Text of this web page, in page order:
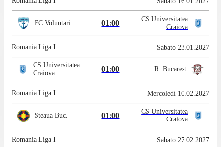
FC Voluntari 01:00
CS Universitatea
Craiova
Romania Liga I Sabato 23.01.2027
CS Universitatea
Craiova
01:00 R. Bucarest
Romania Liga I Mercoledì 10.02.2027
Steaua Buc. 01:00
CS Universitatea
Craiova
Romania Liga I Sabato 27.02.2027